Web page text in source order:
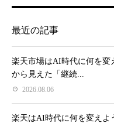
最近の記事
楽天市場はAI時代に何を
から見えた「継続...
2026.08.06
楽天はAI時代に何を変え